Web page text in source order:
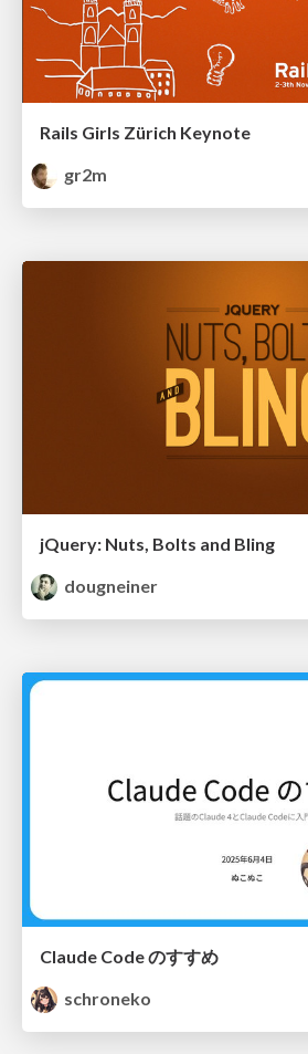
Rails Girls Zürich Keynote
gr2m
jQuery: Nuts, Bolts and Bling
dougneiner
Claude Code のすすめ
schroneko